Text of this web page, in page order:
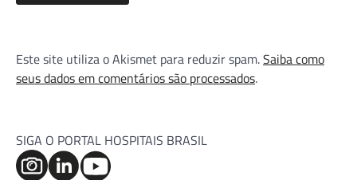
Este site utiliza o Akismet para reduzir spam.Saiba como
seus dados em comentários são processados.
SIGA O PORTAL HOSPITAIS BRASIL